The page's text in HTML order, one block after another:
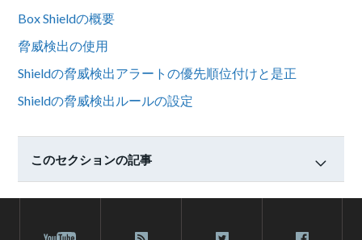
Box Shieldの概要
脅威検出の使用
Shieldの脅威検出アラートの優先順位付けと是正
Shieldの脅威検出ルールの設定
このセクションの記事